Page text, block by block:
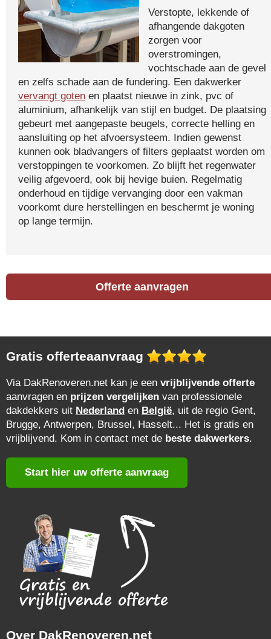
Verstopte, lekkende of
afhangende dakgoten
zorgen voor
overstromingen,
vochtschade aan de gevel
en zelfs schade aan de fundering. Een dakwerker
vervangt goten en plaatst nieuwe in zink, pvc of
aluminium, afhankelijk van stijl en budget. De plaatsing
gebeurt met aangepaste beugels, correcte helling en
aansluiting op het afvoersysteem. Indien gewenst
kunnen ook bladvangers of filters geplaatst worden om
verstoppingen te voorkomen. Zo blijft het regenwater
veilig afgevoerd, ook bij hevige buien. Regelmatig
onderhoud en tijdige vervanging door een vakman
voorkomt dure herstellingen en beschermt je woning
op lange termijn.
Offerte aanvragen
Gratis offerteaanvraag
Via DakRenoveren.net kan je een vrijblijvende offerte
aanvragen en prijzen vergelijken van professionele
dakdekkers uit Nederland en België, uit de regio Gent,
Brugge, Antwerpen, Brussel, Hasselt... Het is gratis en
vrijblijvend. Kom in contact met de beste dakwerkers.
Start hier uw offerte aanvraag
Over DakRenoveren.net